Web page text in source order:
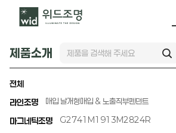
제품소개
전체
라인조명
매입 날개형매입 & 노출직부펜던트
마그네틱조명 G2741 M1913M2824R